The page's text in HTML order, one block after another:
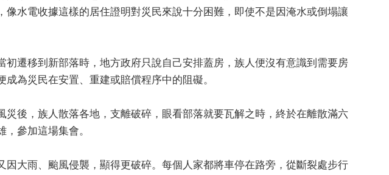
水電收據這樣的居住證明對災民來說十分困難，即使不是因淹水或倒塌讓
遷移到新部落時，地方政府只說自己安排蓋房，族人便沒有意識到需要房
為災民在安置、重建或賠償程序中的阻礙。
後，族人散落各地，支離破碎，眼看部落就要瓦解之時，終於在離散滿六
參加這場集會。
大雨、颱風侵襲，顯得更破碎。每個人家都將車停在路旁，從斷裂處步行